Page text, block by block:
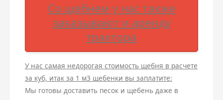
Со щебнем у нас также
заказывают и аренду
трактора
У нас самая недорогая стоимость щебня в расчете
за куб, итак за 1 м3 щебенки вы заплатите:
Мы готовы доставить песок и щебень даже в